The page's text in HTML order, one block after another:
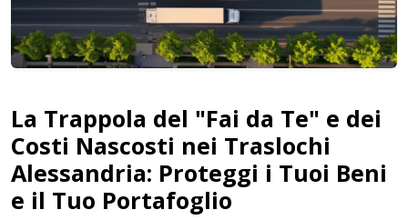
La Trappola del "Fai da Te" e dei
Costi Nascosti nei Traslochi
Alessandria: Proteggi i Tuoi Beni
e il Tuo Portafoglio